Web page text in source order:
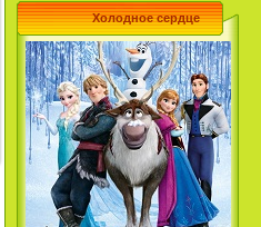
Холодное сердце